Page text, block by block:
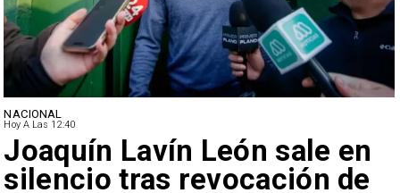
NACIONAL
Hoy A Las 12:40
Joaquín Lavín León sale en
silencio tras revocación de